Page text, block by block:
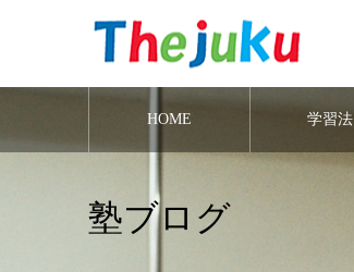
HOME 学習法
塾ブログ